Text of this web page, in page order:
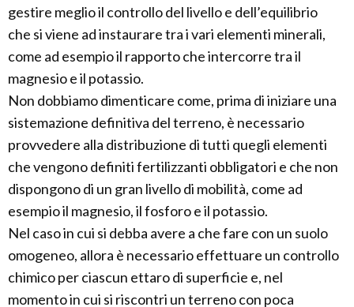
gestire meglio il controllo del livello e dell’equilibrio
che si viene ad instaurare tra i vari elementi minerali,
come ad esempio il rapporto che intercorre tra il
magnesio e il potassio.
Non dobbiamo dimenticare come, prima di iniziare una
sistemazione definitiva del terreno, è necessario
provvedere alla distribuzione di tutti quegli elementi
che vengono definiti fertilizzanti obbligatori e che non
dispongono di un gran livello di mobilità, come ad
esempio il magnesio, il fosforo e il potassio.
Nel caso in cui si debba avere a che fare con un suolo
omogeneo, allora è necessario effettuare un controllo
chimico per ciascun ettaro di superficie e, nel
momento in cui si riscontri un terreno con poca